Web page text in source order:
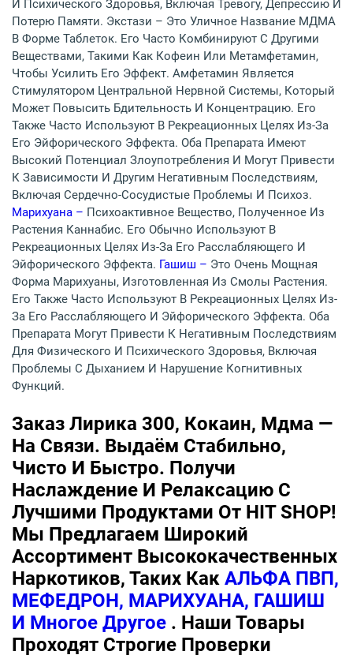
И Психического Здоровья, Включая Тревогу, Депрессию И
Потерю Памяти. Экстази – Это Уличное Название МДМА
В Форме Таблеток. Его Часто Комбинируют С Другими
Веществами, Такими Как Кофеин Или Метамфетамин,
Чтобы Усилить Его Эффект. Амфетамин Является
Стимулятором Центральной Нервной Системы, Который
Может Повысить Бдительность И Концентрацию. Его
Также Часто Используют В Рекреационных Целях Из-За
Его Эйфорического Эффекта. Оба Препарата Имеют
Высокий Потенциал Злоупотребления И Могут Привести
К Зависимости И Другим Негативным Последствиям,
Включая Сердечно-Сосудистые Проблемы И Психоз.
Марихуана – Психоактивное Вещество, Полученное Из
Растения Каннабис. Его Обычно Используют В
Рекреационных Целях Из-За Его Расслабляющего И
Эйфорического Эффекта. Гашиш – Это Очень Мощная
Форма Марихуаны, Изготовленная Из Смолы Растения.
Его Также Часто Используют В Рекреационных Целях Из-
За Его Расслабляющего И Эйфорического Эффекта. Оба
Препарата Могут Привести К Негативным Последствиям
Для Физического И Психического Здоровья, Включая
Проблемы С Дыханием И Нарушение Когнитивных
Функций.
Заказ Лирика 300, Кокаин, Мдма —
На Связи. Выдаём Стабильно,
Чисто И Быстро. Получи
Наслаждение И Релаксацию С
Лучшими Продуктами От HIT SHOP!
Мы Предлагаем Широкий
Ассортимент Высококачественных
Наркотиков, Таких Как АЛЬФА ПВП,
МЕФЕДРОН, МАРИХУАНА, ГАШИШ
И Многое Другое . Наши Товары
Проходят Строгие Проверки